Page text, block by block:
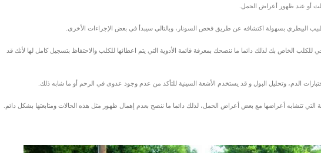
أو عند ظهور أعراض الحمل.
البيطري بسهولة اكتشافه عن طريق فحص السونار، وبالتالي سيبدأ في بعض الإجراءات الأخرى.
للكلب الخاص بك لذلك دائما ما ننصحك بمعرفة قائمة الأدوية التي يتم اعطائها للكلب والاحتفاظ بتسجيل كامل لها لأنك قد
الدم، وتحليل البول و قد يستخدم الأشعة السينية للتأكد من عدم وجود عدوى في الرحم أو ما شابه ذلك.
تتشابه أعراضها مع بعض أعراض الحمل، لذلك دائما ما ننصح بعدم إهمال ظهور مثل هذه الحالات ومتابعتها بشكل دائم.